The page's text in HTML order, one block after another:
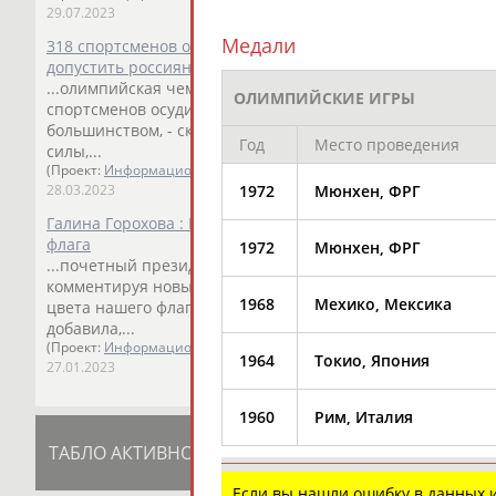
29.07.2023
318 спортсменов осудили решение Международной
допустить россиян к соревнованиям
...олимпийская чемпионка, глава Российского союза
спортсменов осудили решение... ...ее принципам -
большинством, - сказала
силы,...
(Проект: Информационное агентство СТАДИОН
28.03.2023
Галина Горохова : Российские спортсмены не должны
флага
...почетный президент Российского союза спортсменов
комментируя новые рекомендации Международного...
цвета нашего флага", - сказала
Горохова, отвечая на
добавила,...
(Проект: Информационное агентство СТАДИОН
27.01.2023
ТАБЛО АКТИВНОСТИ ЦЕЛИ ПРОЕКТА
Медали
ОЛИМПИЙСКИЕ ИГРЫ
Год Место проведения
1972 Мюнхен, ФРГ
1972 Мюнхен, ФРГ
1968 Мехико, Мексика
1964 Токио, Япония
1960 Рим, Италия